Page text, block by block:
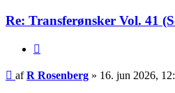
Re: Transferønsker Vol. 41
Indlæg
afR Rosenberg » 16. jun 2026,